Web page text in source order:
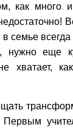
как много
семье
нужно еще
хватает,
Первым